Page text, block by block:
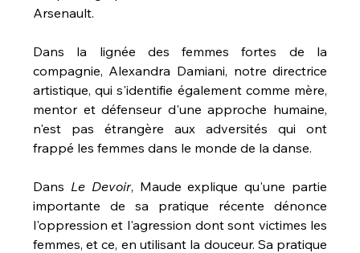
Arsenault.
Dans la lignée des femmes fortes de la
compagnie, Alexandra Damiani, notre directrice
artistique, qui s'identifie également comme mère,
mentor et défenseur d'une approche humaine,
n'est pas étrangère aux adversités qui ont
frappé les femmes dans le monde de la danse.
Dans Le Devoir, Maude explique qu'une partie
importante de sa pratique récente dénonce
l'oppression et l'agression dont sont victimes les
femmes, et ce, en utilisant la douceur. Sa pratique